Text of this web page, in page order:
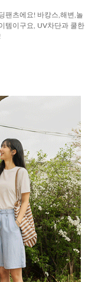
팬츠에요! 바캉스,해변,놀
템이구요, UV차단과 쿨한